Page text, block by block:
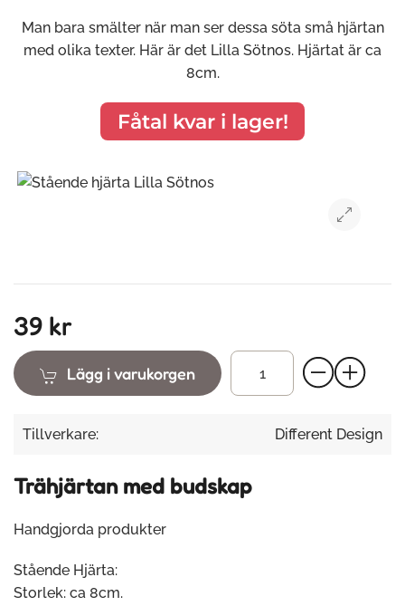
Man bara smälter när man ser dessa söta små hjärtan
med olika texter. Här är det Lilla Sötnos. Hjärtat är ca
8cm.
Fåtal kvar i lager!
39 kr
Lägg i varukorgen
Tillverkare: Different Design
Trähjärtan med budskap
Handgjorda produkter
Stående Hjärta:
Storlek: ca 8cm.